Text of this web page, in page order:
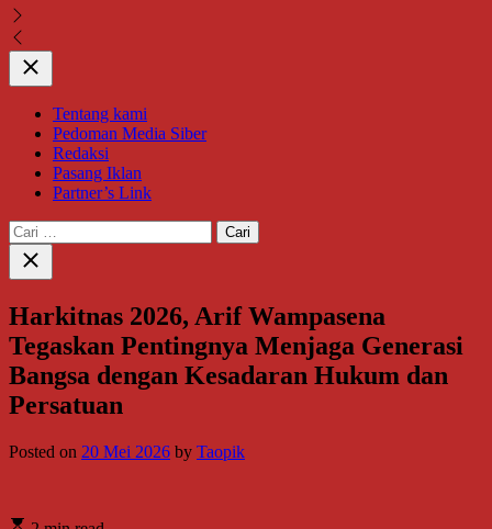
Close
Tentang kami
Pedoman Media Siber
Redaksi
Pasang Iklan
Partner’s Link
Cari
untuk:
Close
search
Harkitnas 2026, Arif Wampasena
Tegaskan Pentingnya Menjaga Generasi
Bangsa dengan Kesadaran Hukum dan
Persatuan
Posted on 20 Mei 2026 by Taopik